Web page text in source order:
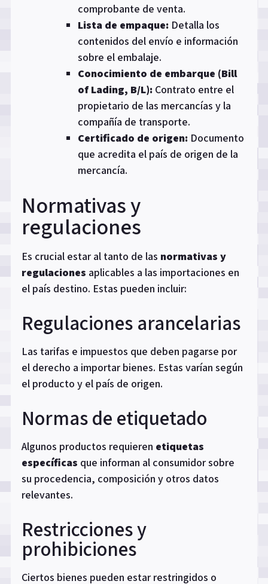
comprobante de venta.
Lista de empaque: Detalla los
contenidos del envío e información
sobre el embalaje.
Conocimiento de embarque (Bill
of Lading, B/L): Contrato entre el
propietario de las mercancías y la
compañía de transporte.
Certificado de origen: Documento
que acredita el país de origen de la
mercancía.
Normativas y
regulaciones
Es crucial estar al tanto de las normativas y
regulaciones aplicables a las importaciones en
el país destino. Estas pueden incluir:
Regulaciones arancelarias
Las tarifas e impuestos que deben pagarse por
el derecho a importar bienes. Estas varían según
el producto y el país de origen.
Normas de etiquetado
Algunos productos requieren etiquetas
específicas que informan al consumidor sobre
su procedencia, composición y otros datos
relevantes.
Restricciones y
prohibiciones
Ciertos bienes pueden estar restringidos o